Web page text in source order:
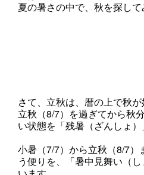
夏の暑さの中で、秋を探し
さて、立秋は、暦の上で秋が
立秋（8/7）を過ぎてから秋
い状態を「残暑（ざんしょ）
小暑（7/7）から立秋 （8/7）
う便りを、「暑中見舞い（